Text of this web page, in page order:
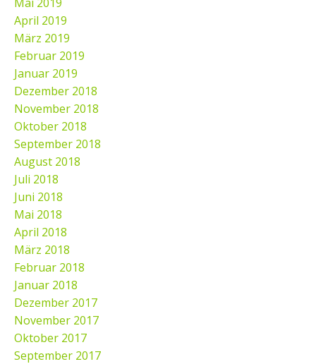
April 2019
März 2019
Februar 2019
Januar 2019
Dezember 2018
November 2018
Oktober 2018
September 2018
August 2018
Juli 2018
Juni 2018
Mai 2018
April 2018
März 2018
Februar 2018
Januar 2018
Dezember 2017
November 2017
Oktober 2017
September 2017